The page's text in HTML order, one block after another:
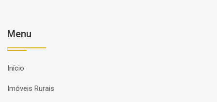
Menu
Início
Imóveis Rurais